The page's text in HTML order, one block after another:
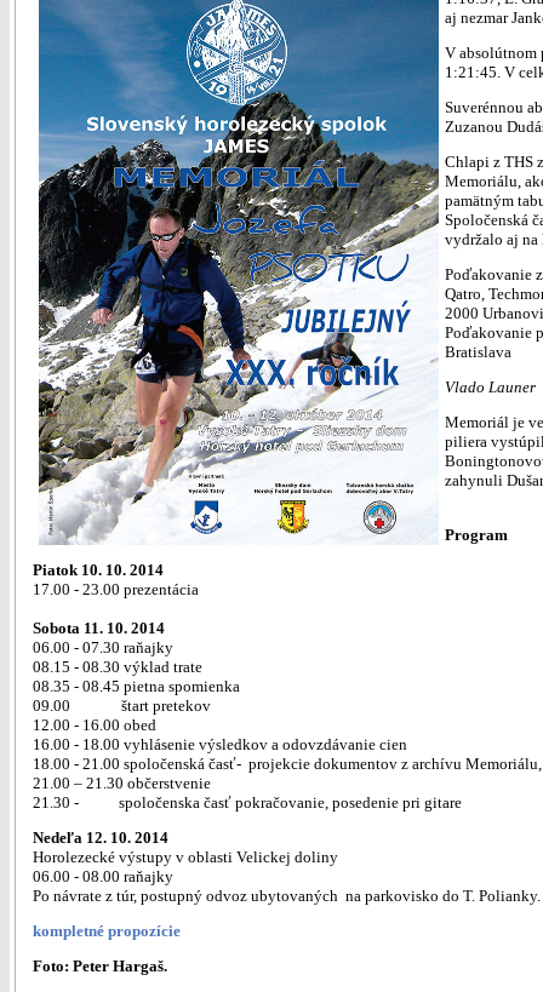
aj nezmar
V absolútnom
1:21:45. V
Suverénnou
Zuzanou
Chlapi z THS
Memoriálu,
pamätným
Spoločenská
vydržalo aj
Poďakovanie
Qatro,
2000
Poďakovanie
Bratislava
Vlado Launer
Memoriál je
piliera
zahynuli
Program
Piatok 10. 10. 2014
17.00 - 23.00 prezentácia
Sobota 11. 10. 2014
06.00 - 07.30 raňajky
08.15 - 08.30 výklad trate
08.35 - 08.45 pietna spomienka
09.00 štart pretekov
12.00 - 16.00 obed
16.00 - 18.00 vyhlásenie výsledkov a odovzdávanie cien
18.00 - 21.00 spoločenská časť- projekcie dokumentov z archívu
21.00 – 21.30 občerstvenie
21.30 - spoločenska časť pokračovanie, posedenie pri gitare
Nedeľa 12. 10. 2014
Horolezecké výstupy v oblasti Velickej doliny
06.00 - 08.00 raňajky
Po návrate z túr, postupný odvoz ubytovaných na parkovisko do T. Polianky.
kompletné propozície
Foto: Peter Hargaš.